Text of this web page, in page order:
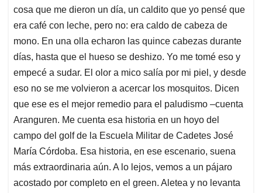
cosa que me dieron un día, un caldito que yo pensé que
era café con leche, pero no: era caldo de cabeza de
mono. En una olla echaron las quince cabezas durante
días, hasta que el hueso se deshizo. Yo me tomé eso y
empecé a sudar. El olor a mico salía por mi piel, y desde
eso no se me volvieron a acercar los mosquitos. Dicen
que ese es el mejor remedio para el paludismo ‒cuenta
Aranguren. Me cuenta esa historia en un hoyo del
campo del golf de la Escuela Militar de Cadetes José
María Córdoba. Esa historia, en ese escenario, suena
más extraordinaria aún. A lo lejos, vemos a un pájaro
acostado por completo en el green. Aletea y no levanta